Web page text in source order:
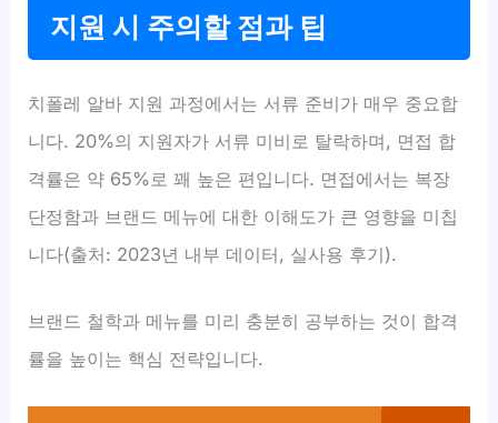
지원 시 주의할 점과 팁
치폴레 알바 지원 과정에서는 서류 준비가 매우 중요합
니다. 20%의 지원자가 서류 미비로 탈락하며, 면접 합
격률은 약 65%로 꽤 높은 편입니다. 면접에서는 복장
단정함과 브랜드 메뉴에 대한 이해도가 큰 영향을 미칩
니다(출처: 2023년 내부 데이터, 실사용 후기).
브랜드 철학과 메뉴를 미리 충분히 공부하는 것이 합격
률을 높이는 핵심 전략입니다.